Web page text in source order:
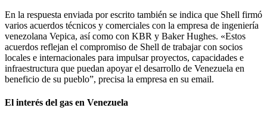
En la respuesta enviada por escrito también se indica que Shell firmó
varios acuerdos técnicos y comerciales con la empresa de ingeniería
venezolana Vepica, así como con KBR y Baker Hughes. «Estos
acuerdos reflejan el compromiso de Shell de trabajar con socios
locales e internacionales para impulsar proyectos, capacidades e
infraestructura que puedan apoyar el desarrollo de Venezuela en
beneficio de su pueblo”, precisa la empresa en su email.
El interés del gas en Venezuela